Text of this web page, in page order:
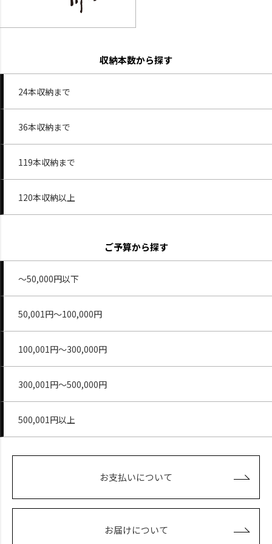
収納本数から探す
24本収納まで
36本収納まで
119本収納まで
120本収納以上
ご予算から探す
～50,000円以下
50,001円～100,000円
100,001円～300,000円
300,001円～500,000円
500,001円以上
お支払いについて
お届けについて